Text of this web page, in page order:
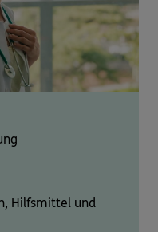
Hilfsmittel und